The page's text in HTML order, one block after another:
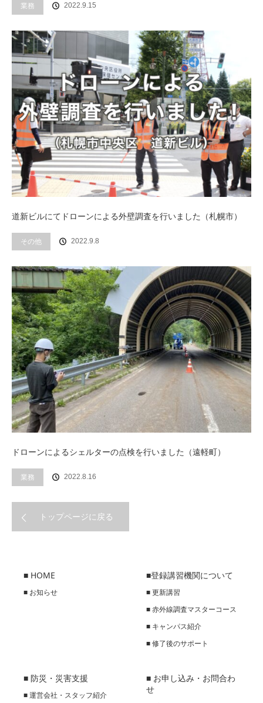
業務 2022.9.15
道新ビルにてドローンによる外壁調査を行いました（札幌市）
その他 2022.9.8
ドローンによるシェルターの点検を行いました（遠軽町）
業務 2022.8.16
トップページに戻る
■ HOME
■ お知らせ
■登録講習機関について
■ 更新講習
■ 赤外線調査マスターコース
■ キャンパス紹介
■ 修了後のサポート
■ 防災・災害支援
■ 運営会社・スタッフ紹介
■ お申し込み・お問合わ
せ